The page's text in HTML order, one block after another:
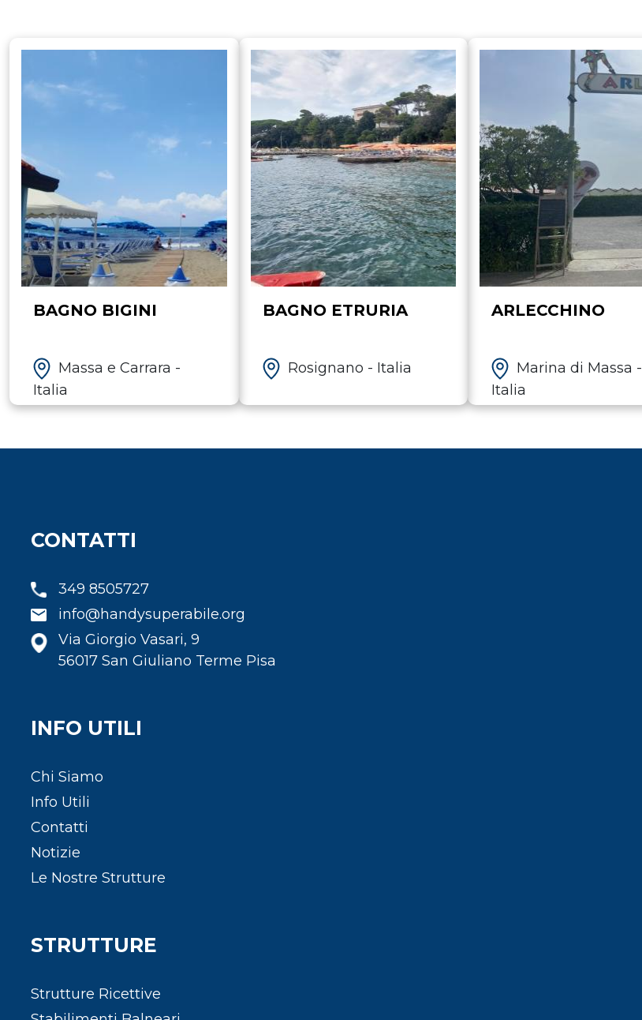
BAGNO BIGINI
Massa e Carrara -
Italia
BAGNO ETRURIA
Rosignano - Italia
ARLECCHINO
Marina di Massa -
Italia
CONTATTI
349 8505727
info@handysuperabile.org
Via Giorgio Vasari, 9
56017 San Giuliano Terme Pisa
INFO UTILI
Chi Siamo
Info Utili
Contatti
Notizie
Le Nostre Strutture
STRUTTURE
Strutture Ricettive